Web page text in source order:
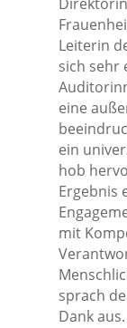
Leiterin
sich sehr
eine
ein
hob
Ergebnis
mit
sprach
Dank aus.